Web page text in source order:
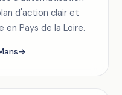
d'action clair et
Pays de la Loire.
→